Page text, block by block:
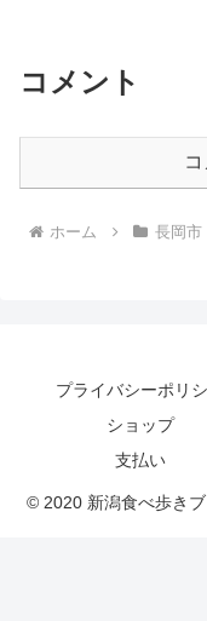
コメント
ホーム 長岡市
プライバシーポリ
ショップ
支払い
© 2020 新潟食べ歩き